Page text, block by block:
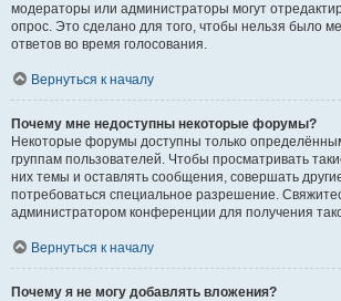
модераторы или администраторы могут
опрос. Это сделано для того, чтобы нельзя было
ответов во время голосования.
Вернуться к началу
Почему мне недоступны некоторые форумы?
Некоторые форумы доступны только
группам пользователей. Чтобы просматривать
них темы и оставлять сообщения, совершать
потребоваться специальное разрешение.
администратором конференции для получения
Вернуться к началу
Почему я не могу добавлять вложения?